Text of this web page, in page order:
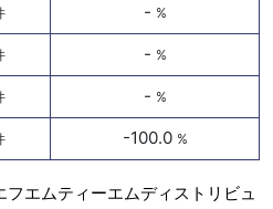
- %
- %
- %
-100.0 %
エムティーエムディストリビュ